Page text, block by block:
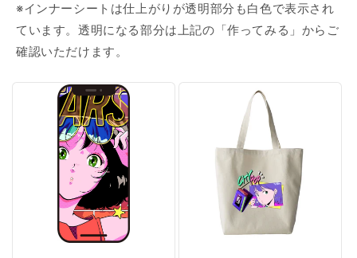
※インナーシートは仕上がりが透明部分も白色で表示され
ています。透明になる部分は上記の「作ってみる」からご
確認いただけます。